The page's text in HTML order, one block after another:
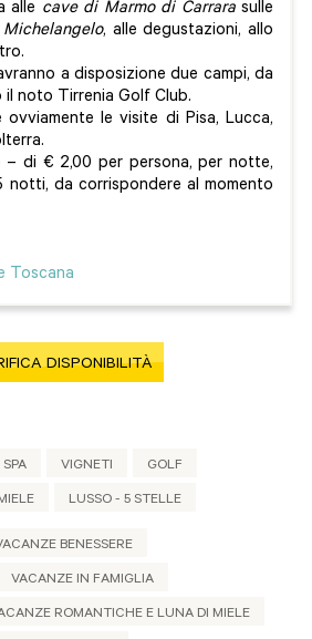
alle cave di Marmo di Carrarasulle
Michelangelo, alle degustazioni, allo
a disposizione due campi, da
il noto Tirrenia Golf Club.
ovviamente le visite di Pisa, Lucca,
– di € 2,00 per persona, per notte,
notti, da corrispondere al momento
Toscana
DISPONIBILITÀ
SPA VIGNETI GOLF
LUSSO - 5 STELLE
BENESSERE
VACANZE IN FAMIGLIA
ROMANTICHE E LUNA DI MIELE